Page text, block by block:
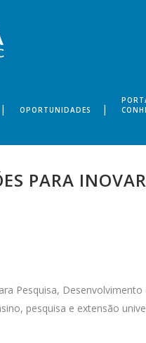
OPORTUNIDADES
PARA
Pesquisa,
pesquisa e extensão